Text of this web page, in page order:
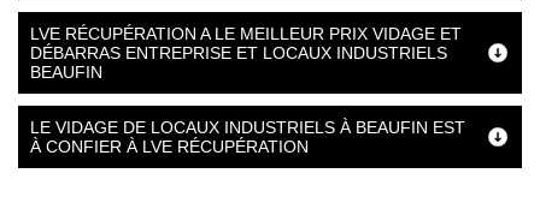
LVE RÉCUPÉRATION A LE MEILLEUR PRIX VIDAGE ET
DÉBARRAS ENTREPRISE ET LOCAUX INDUSTRIELS
BEAUFIN
LE VIDAGE DE LOCAUX INDUSTRIELS À BEAUFIN EST
À CONFIER À LVE RÉCUPÉRATION